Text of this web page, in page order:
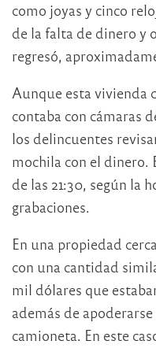
como joyas y cinco
de la falta de dinero y
regresó,
Aunque esta vivienda
contaba con cámaras
los delincuentes
mochila con el dinero.
de las 21:30, según la
grabaciones.
En una propiedad
con una cantidad
mil dólares que
además de
camioneta. En este